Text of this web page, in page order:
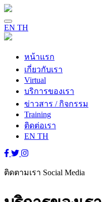
EN TH
หน้าแรก
เกี่ยวกับเรา
Virtual
บริการของเรา
ข่าวสาร / กิจกรรม
Training
ติดต่อเรา
EN TH
ติดตามเรา Social Media